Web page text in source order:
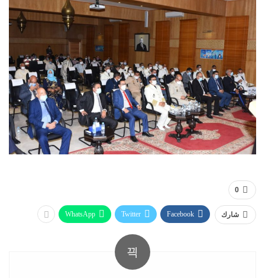
0
شارك Facebook
Twitter
WhatsApp